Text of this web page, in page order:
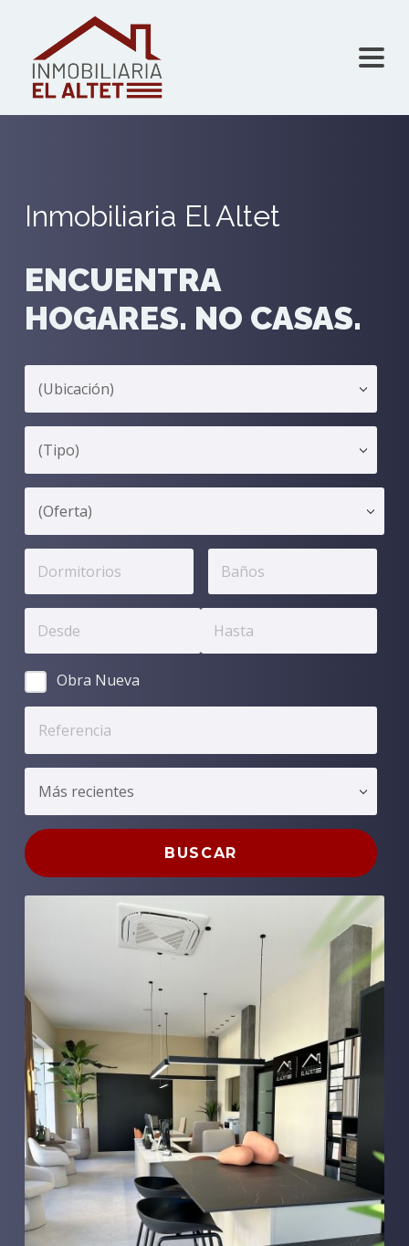
Inmobiliaria El Altet
ENCUENTRA
HOGARES. NO CASAS.
Obra Nueva